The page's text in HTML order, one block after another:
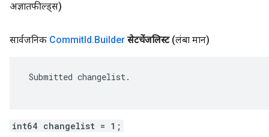
अज्ञातफील्ड्स)
सार्वजनिक CommitId.Builder सेटचेंजलिस्ट (लंबा मान)
Submitted changelist.
int64 changelist = 1;